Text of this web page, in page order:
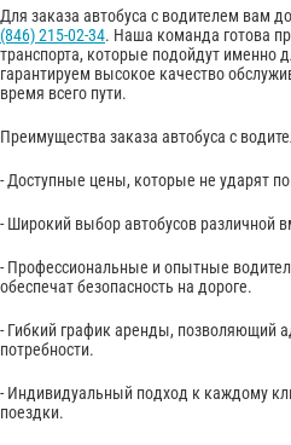
Для заказа автобуса с водителем вам
(846) 215-02-34. Наша команда готова
транспорта, которые подойдут
гарантируем высокое качество
время всего пути.
Преимущества заказа автобуса с
- Доступные цены, которые не ударят
- Широкий выбор автобусов различной
- Профессиональные и опытные
обеспечат безопасность на дороге.
- Гибкий график аренды, позволяющий
потребности.
- Индивидуальный подход к каждому
поездки.